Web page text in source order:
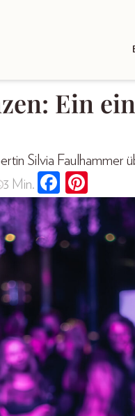
Ein
Silvia Faulhammer
3 Min.